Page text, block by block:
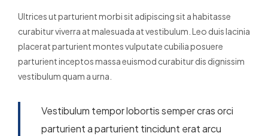
Ultrices ut parturient morbi sit adipiscing sit a habitasse
curabitur viverra at malesuada at vestibulum. Leo duis lacinia
placerat parturient montes vulputate cubilia posuere
parturient inceptos massa euismod curabitur dis dignissim
vestibulum quam a urna.
Vestibulum tempor lobortis semper cras orci
parturient a parturient tincidunt erat arcu